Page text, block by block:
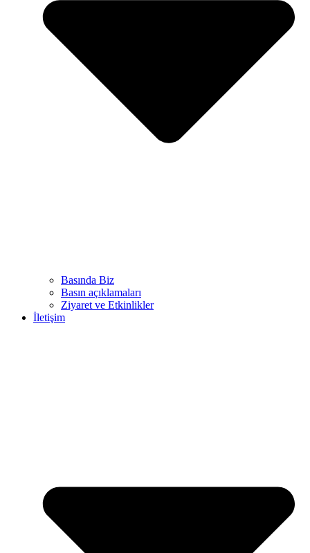
Basında Biz
Basın açıklamaları
Ziyaret ve Etkinlikler
İletişim